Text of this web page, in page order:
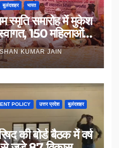
बुलंदशहर भारत
स्मृति समारोह में मुकेश
150 महिलाओं
KUMAR JAIN
POLICY उत्तर प्रदेश बुलंदशहर
की बोर्ड बैठक में वर्ष